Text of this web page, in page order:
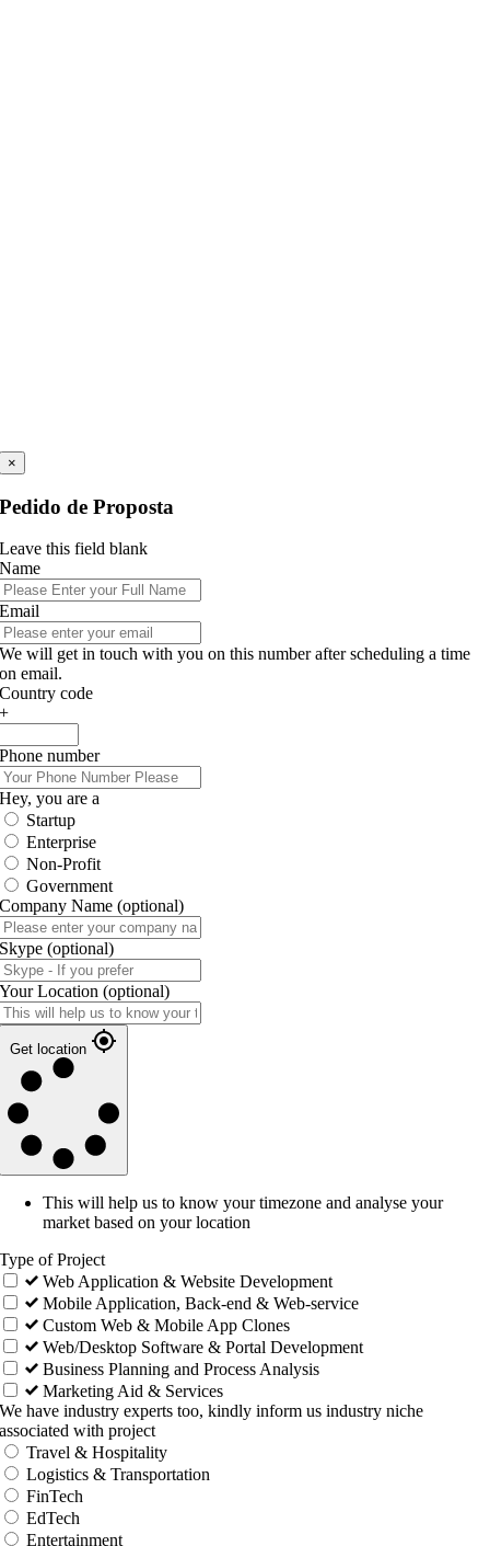
×
Pedido de Proposta
Leave this field blank
Name
Email
We will get in touch with you on this number after scheduling a time
on email.
Country code
+
Phone number
Hey, you are a
Startup
Enterprise
Non-Profit
Government
Company Name (optional)
Skype (optional)
Your Location (optional)
Get location
This will help us to know your timezone and analyse your
market based on your location
Type of Project
Web Application & Website Development
Mobile Application, Back-end & Web-service
Custom Web & Mobile App Clones
Web/Desktop Software & Portal Development
Business Planning and Process Analysis
Marketing Aid & Services
We have industry experts too, kindly inform us industry niche
associated with project
Travel & Hospitality
Logistics & Transportation
FinTech
EdTech
Entertainment